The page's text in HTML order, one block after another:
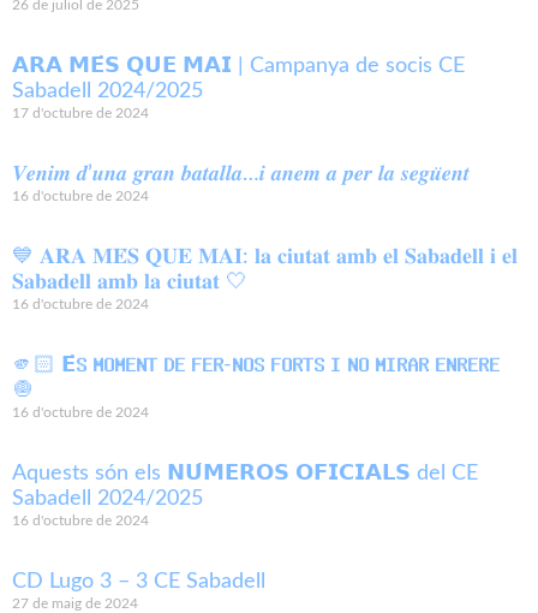
26 de juliol de 2025
𝗔𝗥𝗔 𝗠𝗘́𝗦 𝗤𝗨𝗘 𝗠𝗔𝗜 | Campanya de socis CE
Sabadell 2024/2025
17 d'octubre de 2024
𝑽𝒆𝒏𝒊𝒎 𝒅’𝒖𝒏𝒂 𝒈𝒓𝒂𝒏 𝒃𝒂𝒕𝒂𝒍𝒍𝒂…𝒊 𝒂𝒏𝒆𝒎 𝒂 𝒑𝒆𝒓 𝒍𝒂 𝒔𝒆𝒈𝒖̈𝒆𝒏𝒕
16 d'octubre de 2024
💙 𝐀𝐑𝐀 𝐌𝐄́𝐒 𝐐𝐔𝐄 𝐌𝐀𝐈: 𝐥𝐚 𝐜𝐢𝐮𝐭𝐚𝐭 𝐚𝐦𝐛 𝐞𝐥 𝐒𝐚𝐛𝐚𝐝𝐞𝐥𝐥 𝐢 𝐞𝐥
𝐒𝐚𝐛𝐚𝐝𝐞𝐥𝐥 𝐚𝐦𝐛 𝐥𝐚 𝐜𝐢𝐮𝐭𝐚𝐭 🤍
16 d'octubre de 2024
🫵🏻 𝗘́𝗦 𝗠𝗢𝗠𝗘𝗡𝗧 𝗗𝗘 𝗙𝗘𝗥-𝗡𝗢𝗦 𝗙𝗢𝗥𝗧𝗦 𝗜 𝗡𝗢 𝗠𝗜𝗥𝗔𝗥 𝗘𝗡𝗥𝗘𝗥𝗘
🧅
16 d'octubre de 2024
Aquests són els 𝗡𝗨́𝗠𝗘𝗥𝗢𝗦 𝗢𝗙𝗜𝗖𝗜𝗔𝗟𝗦 del CE
Sabadell 2024/2025
16 d'octubre de 2024
CD Lugo 3 – 3 CE Sabadell
27 de maig de 2024